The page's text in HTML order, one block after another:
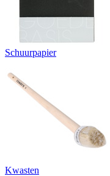
Schuurpapier
Kwasten